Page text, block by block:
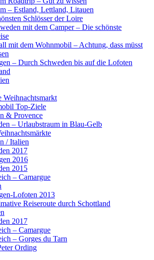
– Estland, Lettland, Litauen
Schlösser der Loire
mit dem Camper – Die schönste
mit dem Wohnmobil – Achtung, dass müsst
– Durch Schweden bis auf die Lofoten
Weihnachtsmarkt
Top-Ziele
& Provence
– Urlaubstraum in Blau-Gelb
/ Italien
2017
2016
2015
– Camargue
Lofoten 2013
Reiseroute durch Schottland
2017
– Camargue
– Gorges du Tarn
Ording